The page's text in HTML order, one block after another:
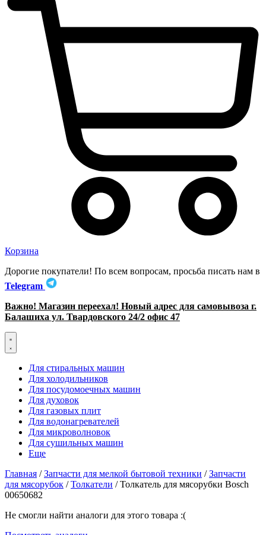
Корзина
Дорогие покупатели! По всем вопросам, просьба писать нам в
Telegram
Важно! Магазин переехал! Новый адрес для самовывоза г.
Балашиха ул. Твардовского 24/2 офис 47
Для стиральных машин
Для холодильников
Для посудомоечных машин
Для духовок
Для газовых плит
Для водонагревателей
Для микроволновок
Для сушильных машин
Еще
Главная /Запчасти для мелкой бытовой техники /Запчасти
для мясорубок /Толкатели / Толкатель для мясорубки Bosch
00650682
Не смогли найти аналоги для этого товара :(